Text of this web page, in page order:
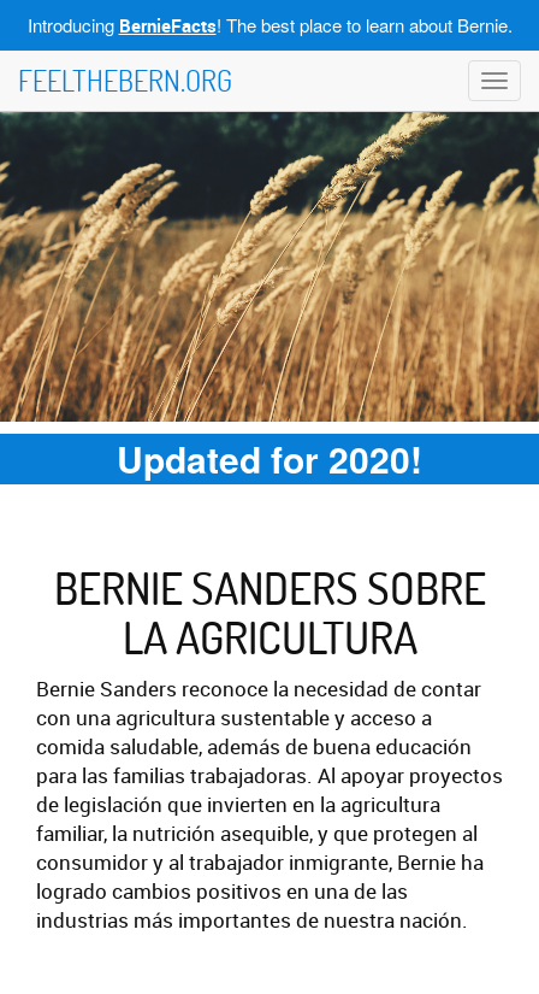
Introducing BernieFacts! The best place to learn about Bernie.
FEELTHEBERN.ORG
Updated for 2020!
BERNIE SANDERS SOBRE
LA AGRICULTURA
Bernie Sanders reconoce la necesidad de contar
con una agricultura sustentable y acceso a
comida saludable, además de buena educación
para las familias trabajadoras. Al apoyar proyectos
de legislación que invierten en la agricultura
familiar, la nutrición asequible, y que protegen al
consumidor y al trabajador inmigrante, Bernie ha
logrado cambios positivos en una de las
industrias más importantes de nuestra nación.